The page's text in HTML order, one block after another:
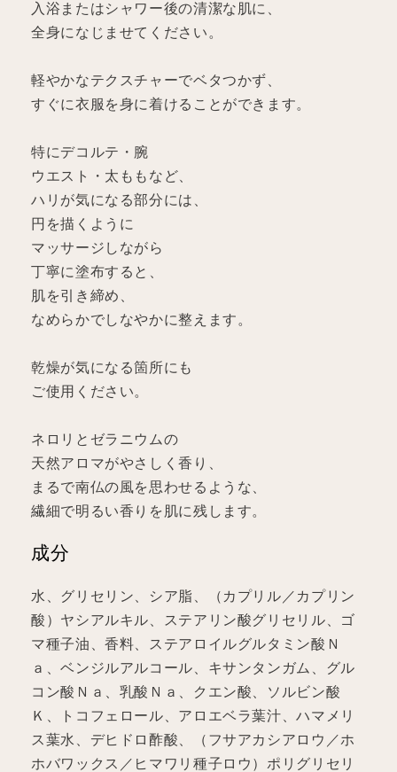
入浴またはシャワー後の清潔な肌に、
全身になじませてください。
軽やかなテクスチャーでベタつかず、
すぐに衣服を身に着けることができます。
特にデコルテ・腕
ウエスト・太ももなど、
ハリが気になる部分には、
円を描くように
マッサージしながら
丁寧に塗布すると、
肌を引き締め、
なめらかでしなやかに整えます。
乾燥が気になる箇所にも
ご使用ください。
ネロリとゼラニウムの
天然アロマがやさしく香り、
まるで南仏の風を思わせるような、
繊細で明るい香りを肌に残します。
成分
水、グリセリン、シア脂、（カプリル／カプリン
酸）ヤシアルキル、ステアリン酸グリセリル、ゴ
マ種子油、香料、ステアロイルグルタミン酸Ｎ
ａ、ベンジルアルコール、キサンタンガム、グル
コン酸Ｎａ、乳酸Ｎａ、クエン酸、ソルビン酸
Ｋ、トコフェロール、アロエベラ葉汁、ハマメリ
ス葉水、デヒドロ酢酸、（フサアカシアロウ／ホ
ホバワックス／ヒマワリ種子ロウ）ポリグリセリ